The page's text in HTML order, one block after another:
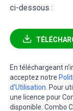
ci-dessous :
En téléchargeant
acceptez notre
d’Utilisation . Pour
une licence pour
disponible. Combo